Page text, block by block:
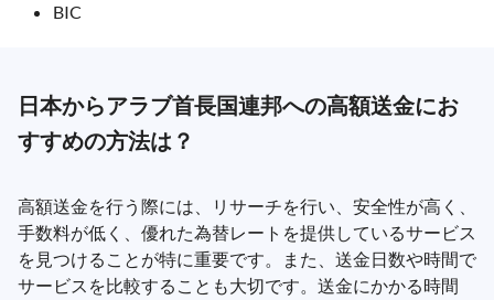
BIC
日本からアラブ首長国連邦への高額送金にお
すすめの方法は？
高額送金を行う際には、リサーチを行い、安全性が高く、
手数料が低く、優れた為替レートを提供しているサービス
を見つけることが特に重要です。また、送金日数や時間で
サービスを比較することも大切です。送金にかかる時間